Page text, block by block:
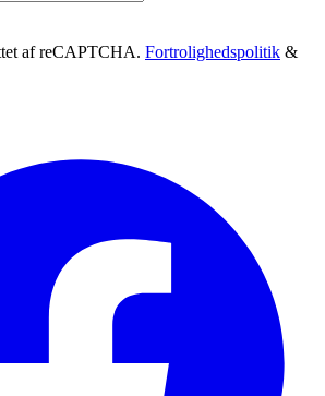
af reCAPTCHA. Fortrolighedspolitik &